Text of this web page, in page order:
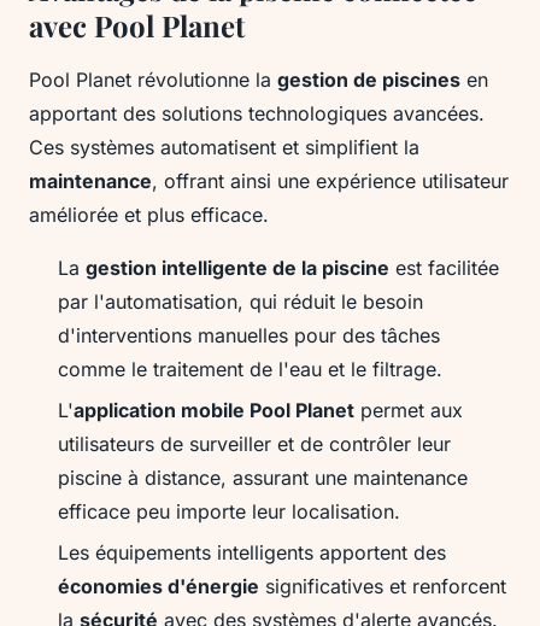
avec Pool Planet
Pool Planet révolutionne la gestion de piscines en
apportant des solutions technologiques avancées.
Ces systèmes automatisent et simplifient la
maintenance, offrant ainsi une expérience utilisateur
améliorée et plus efficace.
La gestion intelligente de la piscine est facilitée
par l'automatisation, qui réduit le besoin
d'interventions manuelles pour des tâches
comme le traitement de l'eau et le filtrage.
L'application mobile Pool Planet permet aux
utilisateurs de surveiller et de contrôler leur
piscine à distance, assurant une maintenance
efficace peu importe leur localisation.
Les équipements intelligents apportent des
économies d'énergie significatives et renforcent
la sécurité avec des systèmes d'alerte avancés.